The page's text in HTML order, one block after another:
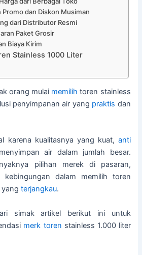
Promo dan Diskon Musiman
dari Distributor Resmi
Paket Grosir
Biaya Kirim
Stainless 1000 Liter
orang mulai memilih toren stainless
penyimpanan air yang praktis dan
karena kualitasnya yang kuat, anti
air dalam jumlah besar.
pilihan merek di pasaran,
kebingungan dalam memilih toren
yangterjangkau.
simak artikel berikut ini untuk
merk toren stainless 1.000 liter